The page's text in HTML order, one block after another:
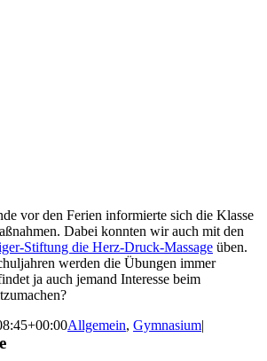
vor den Ferien informierte sich die Klasse
Dabei konnten wir auch mit den
Stiftung die Herz-Druck-Massage üben.
werden die Übungen immer
ja auch jemand Interesse beim
Allgemein, Gymnasium|